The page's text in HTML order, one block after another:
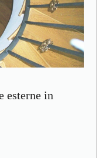
esterne in